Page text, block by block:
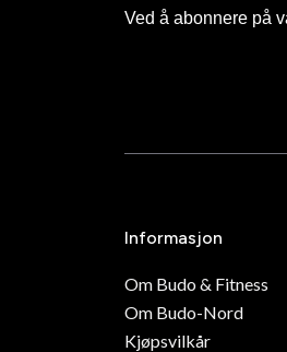
Ved å abonnere på
Informasjon
Om Budo & Fitness
Om Budo-Nord
Kjøpsvilkår